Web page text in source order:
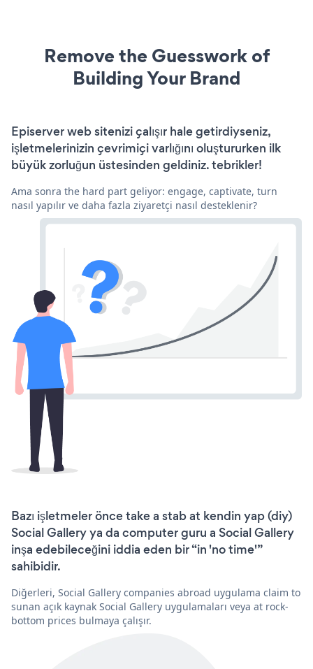
Remove the Guesswork of
Building Your Brand
Episerver web sitenizi çalışır hale getirdiyseniz,
işletmelerinizin çevrimiçi varlığını oluştururken ilk
büyük zorluğun üstesinden geldiniz. tebrikler!
Ama sonra the hard part geliyor: engage, captivate, turn
nasıl yapılır ve daha fazla ziyaretçi nasıl desteklenir?
Bazı işletmeler önce take a stab at kendin yap (diy)
Social Gallery ya da computer guru a Social Gallery
inşa edebileceğini iddia eden bir “in 'no time'”
sahibidir.
Diğerleri, Social Gallery companies abroad uygulama claim to
sunan açık kaynak Social Gallery uygulamaları veya at rock-
bottom prices bulmaya çalışır.